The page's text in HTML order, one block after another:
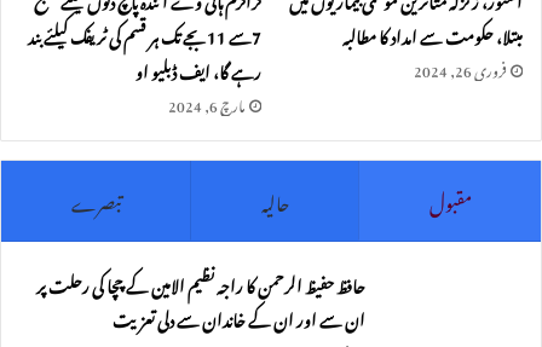
مبتلا، حکومت سے امداد کا مطالبہ
فروری 26, 2024
7سے 11بجے تک ہر قسم کی ٹریفک کیلئے بند
رہے گا، ایف ڈبلیو او
مارچ 6, 2024
مقبول حالیہ تبصرے
حافظ حفیظ الرحمن کا راجہ نظیم الامین کے چچا کی رحلت پر
ان سے اور ان کے خاندان سے دلی تعزیت